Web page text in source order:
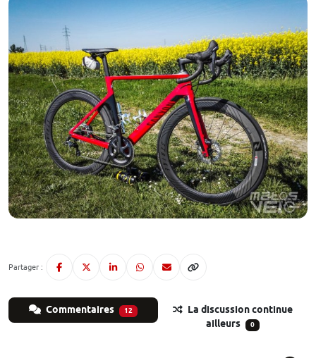
Partager :
Commentaires 12
La discussion continue
ailleurs
0